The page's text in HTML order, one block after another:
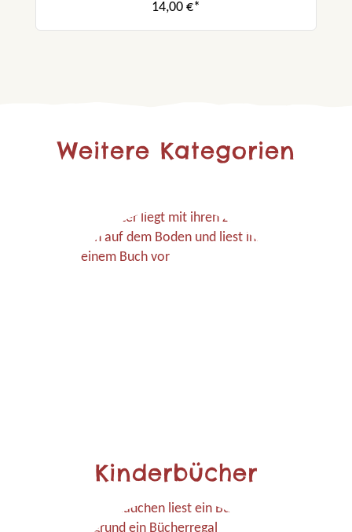
14,00 €*
Weitere Kategorien
Kinderbücher